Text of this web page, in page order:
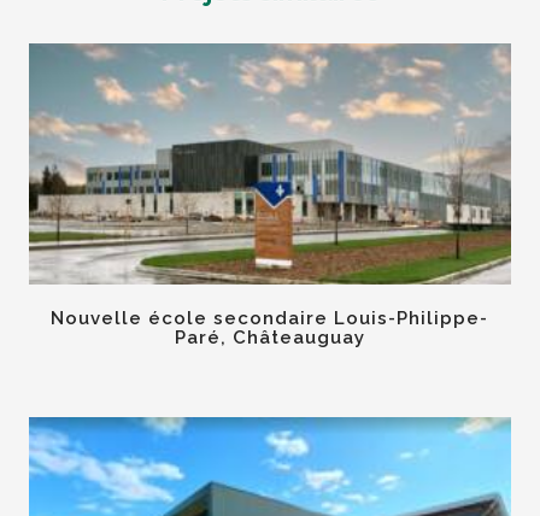
Nouvelle école secondaire Louis-Philippe-
Paré, Châteauguay